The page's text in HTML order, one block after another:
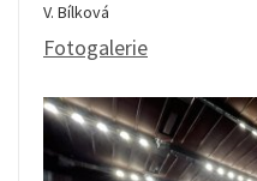
V. Bílková
Fotogalerie